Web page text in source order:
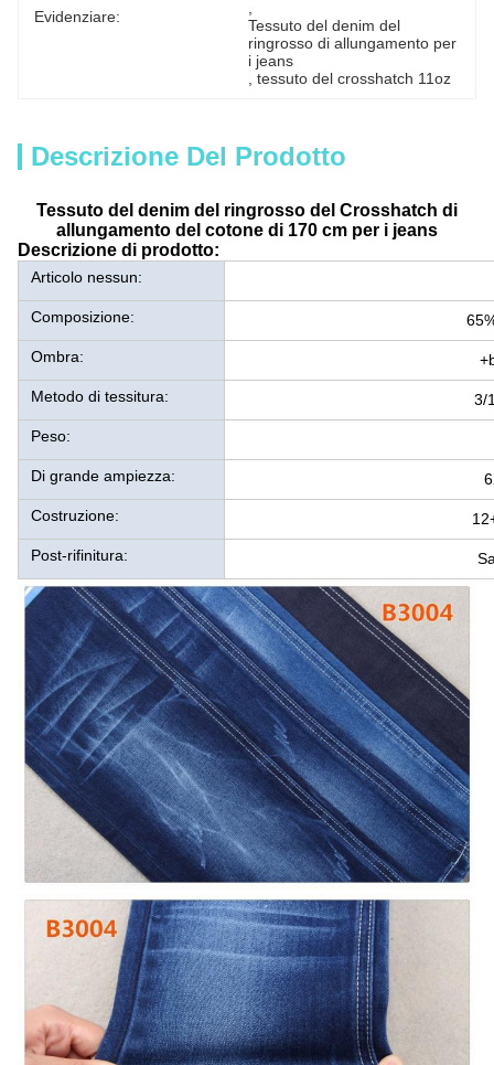
Evidenziare:
Tessuto del denim del
ringrosso di allungamento per
i jeans
tessuto del crosshatch 11oz
Descrizione Del Prodotto
Tessuto del denim del ringrosso del Crosshatch di
allungamento del cotone di 170 cm per i jeans
Descrizione di prodotto:
Articolo nessun:
Composizione:
Ombra:
Metodo di tessitura: 3/
Peso:
Di grande ampiezza:
Costruzione:
Post-rifinitura: